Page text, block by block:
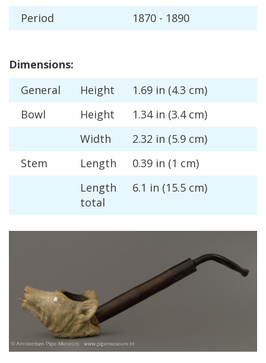
Period
1870 - 1890
Dimensions:
General
Height 1.69 in (4.3 cm)
Bowl
Height 1.34 in (3.4 cm)
Width
2.32 in (5.9 cm)
Stem
Length 0.39 in (1 cm)
Length
total
6.1 in (15.5 cm)